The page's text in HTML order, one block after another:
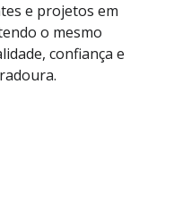
e projetos em
o mesmo
confiança e